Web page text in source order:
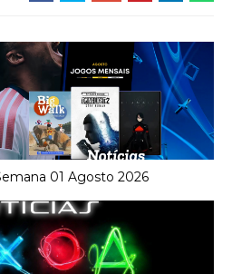
01 Agosto 2026